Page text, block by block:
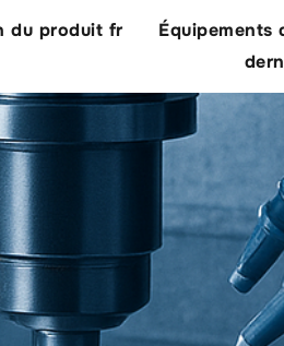
du produit fr Équipements